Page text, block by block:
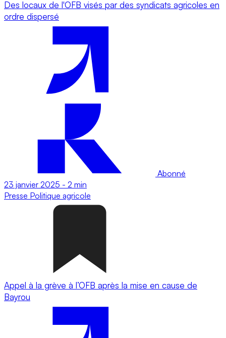
Des locaux de l'OFB visés par des syndicats agricoles en
ordre dispersé
Abonné
23 janvier 2025 - 2 min
Presse Politique agricole
Appel à la grève à l’OFB après la mise en cause de
Bayrou